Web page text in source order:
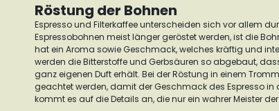
Röstung der Bohnen
Espresso und Filterkaffee unterscheiden sich vor allem
Espressobohnen meist länger geröstet werden, ist die
hat ein Aroma sowie Geschmack, welches kräftig und
werden die Bitterstoffe und Gerbsäuren so abgebaut,
ganz eigenen Duft erhält. Bei der Röstung in einem
geachtet werden, damit der Geschmack des Espresso in
kommt es auf die Details an, die nur ein wahrer Meister